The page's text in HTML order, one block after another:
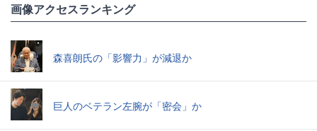
画像アクセスランキング
森喜朗氏の「影響力」が減退か
巨人のベテラン左腕が「密会」か